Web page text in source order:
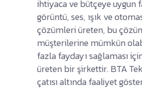
ihtiyaca ve bütçeye uygun
görüntü, ses, ışık ve
çözümleri üreten, bu
müşterilerine mümkün
fazla faydayı sağlaması
üreten bir şirkettir. BTA
çatısı altında faaliyet